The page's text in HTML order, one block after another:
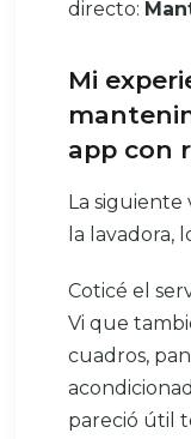
directo:
Mi
app con
La
la lavadora,
Coticé el
Vi que
cuadros,
pareció útil